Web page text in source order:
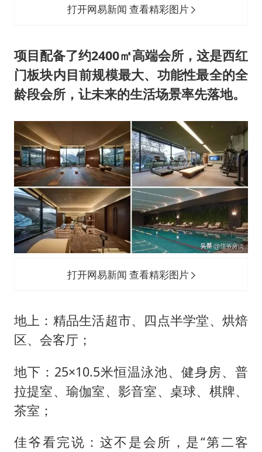
打开网易新闻 查看精彩图片
项目配备了约2400㎡高端会所，这是西红
门板块内目前规模最大、功能性最全的全
龄段会所，让未来的生活场景率先落地。
打开网易新闻 查看精彩图片
地上：精品生活超市、四点半学堂、烘焙
区、会客厅；
地下：25×10.5米恒温泳池、健身房、普
拉提室、瑜伽室、影音室、桌球、棋牌、
茶室；
佳爷看完说：这不是会所，是“第二客